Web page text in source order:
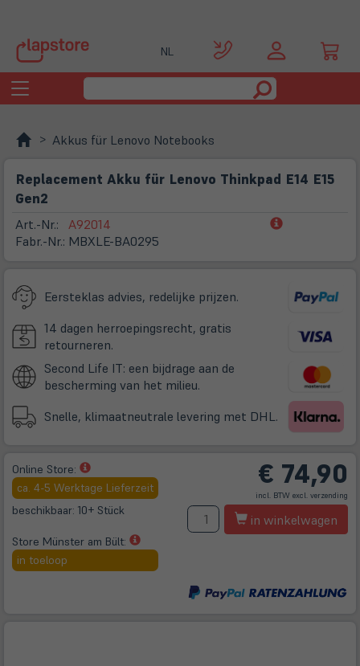
NL
Toggle
navigation
Akkus für Lenovo Notebooks
Replacement Akku für Lenovo Thinkpad E14 E15
Gen2
Art.-Nr.:
Fabr.-Nr.:
A92014
MBXLE-BA0295
(öffnet
Eersteklas advies, redelijke prijzen.
14 dagen herroepingsrecht, gratis
retourneren.
Second Life IT: een bijdrage aan de
bescherming van het milieu.
Snelle, klimaatneutrale levering met DHL.
Online Store:
(öffnet
in
neuem
Tab)
ca. 4-5 Werktage Lieferzeit
beschikbaar: 10+ Stück
Store Münster am Bült:
(öffnet
neuem
in toeloop
€ 74,90
incl. BTW excl. verzending
in winkelwagen